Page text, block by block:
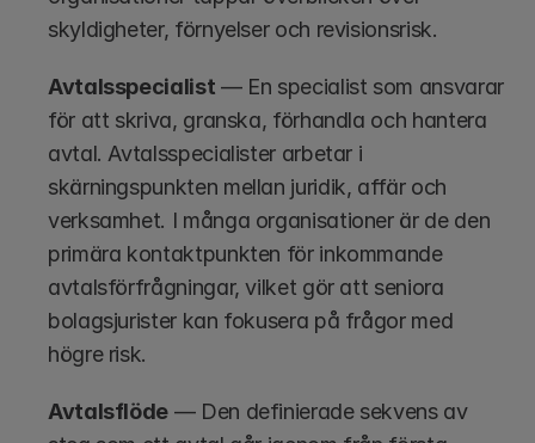
skyldigheter, förnyelser och revisionsrisk.
Avtalsspecialist — En specialist som ansvarar
för att skriva, granska, förhandla och hantera
avtal. Avtalsspecialister arbetar i
skärningspunkten mellan juridik, affär och
verksamhet. I många organisationer är de den
primära kontaktpunkten för inkommande
avtalsförfrågningar, vilket gör att seniora
bolagsjurister kan fokusera på frågor med
högre risk.
Avtalsflöde — Den definierade sekvens av